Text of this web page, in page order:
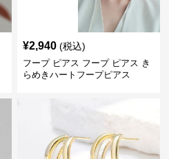
¥2,940 (税込)
フープ ピアス フープ ピアス き
らめきハートフープピアス